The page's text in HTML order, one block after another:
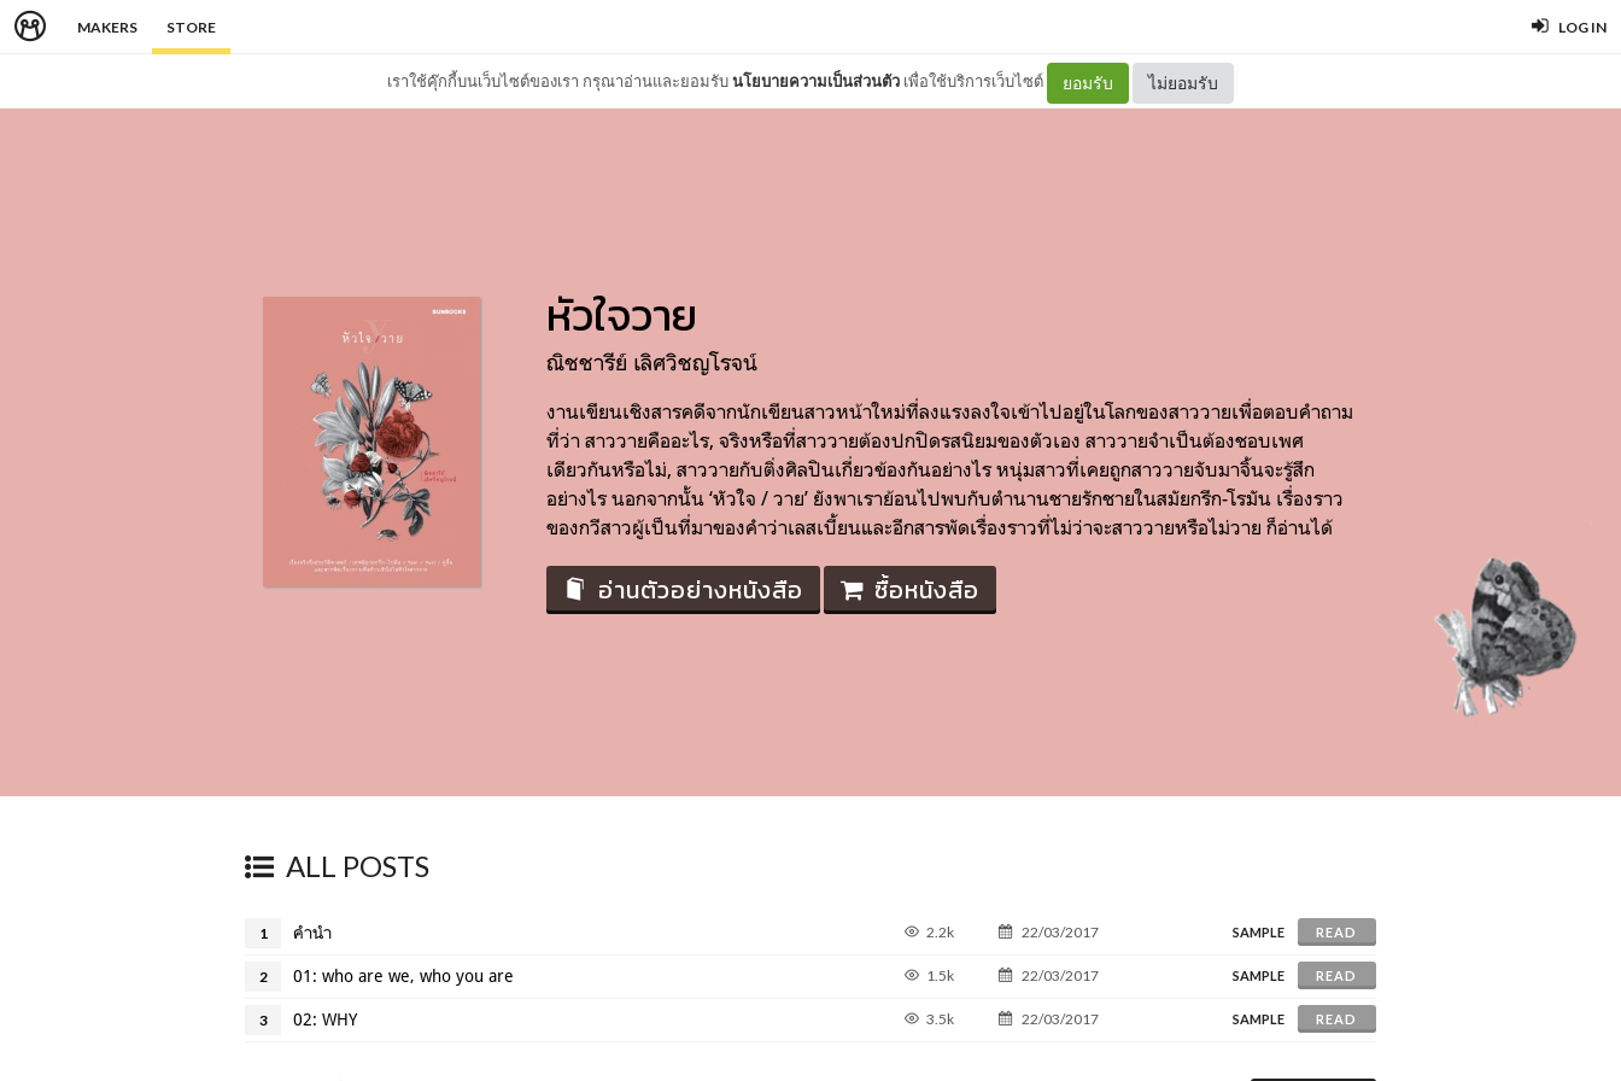
MAKERS STORE LOG IN
เราใช้คุ๊กกี้บนเว็บไซต์ของเรา กรุณาอ่านและยอมรับนโยบายความเป็นส่วนตัว เพื่อใช้บริการเว็บไซต์ ยอมรับ ไม่ยอมรับ
หัวใจวาย
ณิชชารีย์ เลิศวิชญโรจน์
งานเขียนเชิงสารคดีจากนักเขียนสาวหน้าใหม่ที่ลงแรงลงใจเข้าไปอยู่ในโลกของสาววายเพื่อตอบคำถาม
ที่ว่า สาววายคืออะไร, จริงหรือที่สาววายต้องปกปิดรสนิยมของตัวเอง สาววายจำเป็นต้องชอบเพศ
เดียวกันหรือไม่, สาววายกับติ่งศิลปินเกี่ยวข้องกันอย่างไร หนุ่มสาวที่เคยถูกสาววายจับมาจิ้นจะรู้สึก
อย่างไร นอกจากนั้น ‘หัวใจ / วาย’ ยังพาเราย้อนไปพบกับตำนานชายรักชายในสมัยกรีก-โรมัน เรื่องราว
ของกวีสาวผู้เป็นที่มาของคำว่าเลสเบี้ยนและอีกสารพัดเรื่องราวที่ไม่ว่าจะสาววายหรือไม่วาย ก็อ่านได้
อ่านตัวอย่างหนังสือ ซื้อหนังสือ
ALL POSTS
1 คำนำ 2.2k 22/03/2017 SAMPLE READ
2 01: who are we, who you are 1.5k 22/03/2017 SAMPLE READ
3 02: WHY 3.5k 22/03/2017 SAMPLE READ